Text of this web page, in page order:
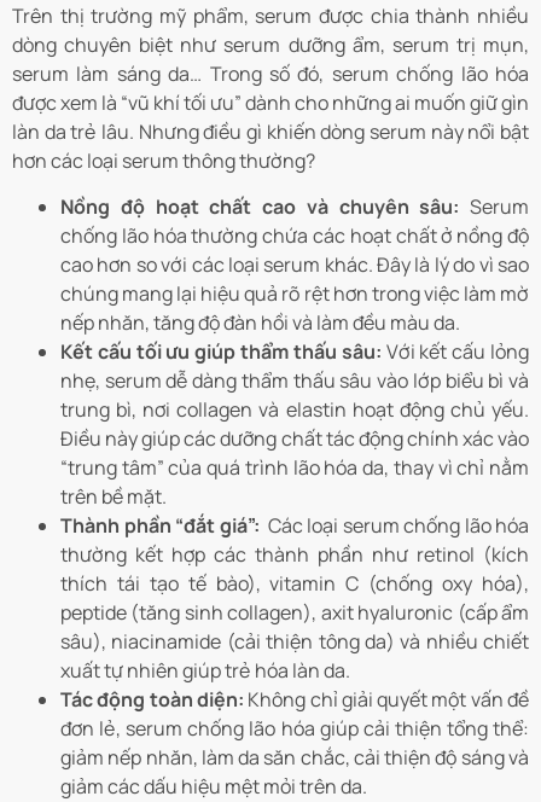
Trên thị trường mỹ phẩm, serum được chia thành nhiều
dòng chuyên biệt như serum dưỡng ẩm, serum trị mụn,
serum làm sáng da… Trong số đó, serum chống lão hóa
được xem là “vũ khí tối ưu” dành cho những ai muốn giữ gìn
làn da trẻ lâu. Nhưng điều gì khiến dòng serum này nổi bật
hơn các loại serum thông thường?
Nồng độ hoạt chất cao và chuyên sâu: Serum
chống lão hóa thường chứa các hoạt chất ở nồng độ
cao hơn so với các loại serum khác. Đây là lý do vì sao
chúng mang lại hiệu quả rõ rệt hơn trong việc làm mờ
nếp nhăn, tăng độ đàn hồi và làm đều màu da.
Kết cấu tối ưu giúp thẩm thấu sâu: Với kết cấu lỏng
nhẹ, serum dễ dàng thẩm thấu sâu vào lớp biểu bì và
trung bì, nơi collagen và elastin hoạt động chủ yếu.
Điều này giúp các dưỡng chất tác động chính xác vào
“trung tâm” của quá trình lão hóa da, thay vì chỉ nằm
trên bề mặt.
Thành phần “đắt giá”: Các loại serum chống lão hóa
thường kết hợp các thành phần như retinol (kích
thích tái tạo tế bào), vitamin C (chống oxy hóa),
peptide (tăng sinh collagen), axit hyaluronic (cấp ẩm
sâu), niacinamide (cải thiện tông da) và nhiều chiết
xuất tự nhiên giúp trẻ hóa làn da.
Tác động toàn diện: Không chỉ giải quyết một vấn đề
đơn lẻ, serum chống lão hóa giúp cải thiện tổng thể:
giảm nếp nhăn, làm da săn chắc, cải thiện độ sáng và
giảm các dấu hiệu mệt mỏi trên da.